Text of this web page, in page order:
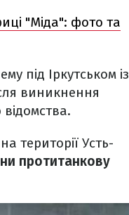
"Міда": фото та
під Іркутськом із
виникнення
території Усть-
протитанкову